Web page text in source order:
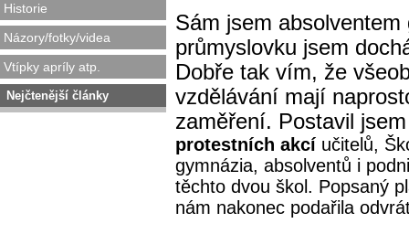
Historie
Názory/fotky/videa
Vtípky apríly atp.
Nejčtenější články
Sám jsem
průmyslovku jsem
Dobře tak vím, že
vzdělávání mají
zaměření. Postavil
protestních akcí učitelů,
gymnázia, absolventů i
těchto dvou škol. Popsaný
nám nakonec podařila